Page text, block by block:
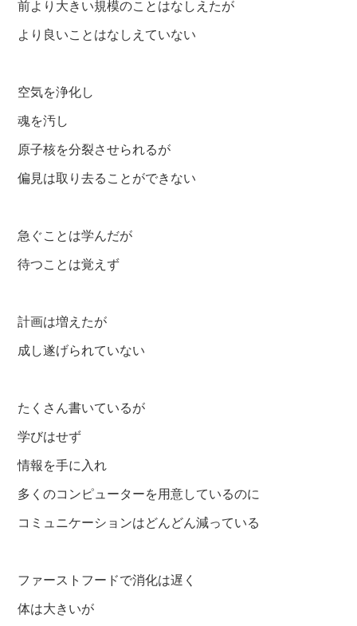
前より大きい規模のことはなしえたが
より良いことはなしえていない
空気を浄化し
魂を汚し
原子核を分裂させられるが
偏見は取り去ることができない
急ぐことは学んだが
待つことは覚えず
計画は増えたが
成し遂げられていない
たくさん書いているが
学びはせず
情報を手に入れ
多くのコンピューターを用意しているのに
コミュニケーションはどんどん減っている
ファーストフードで消化は遅く
体は大きいが